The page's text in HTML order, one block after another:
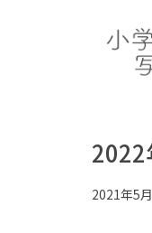
2022
2021年5